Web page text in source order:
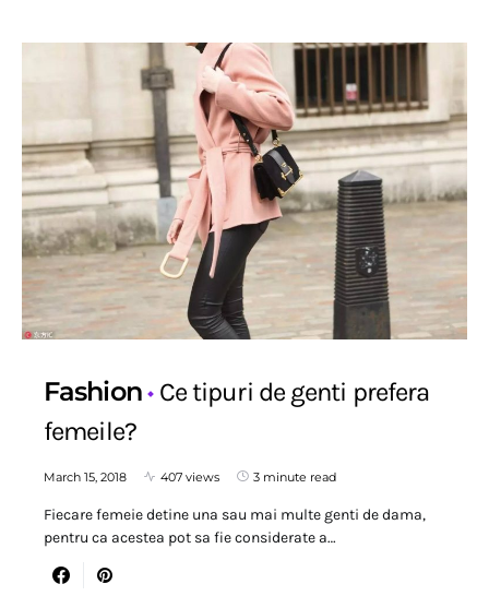
Fashion
Ce tipuri de genti prefera
femeile?
March 15, 2018 407 views 3 minute read
Fiecare femeie detine una sau mai multe genti de dama,
pentru ca acestea pot sa fie considerate a…